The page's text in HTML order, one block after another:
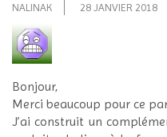
NALINAK 28 JANVIER 2018
Bonjour,
Merci beaucoup pour ce
J’ai construit un